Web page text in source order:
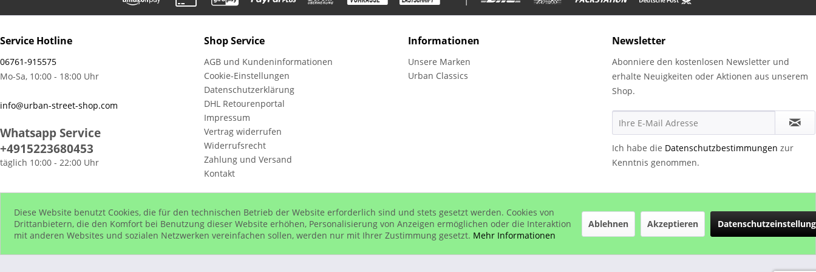
Service Hotline
06761-915575
Mo-Sa, 10:00 - 18:00 Uhr
info@urban-street-shop.com
Whatsapp Service
+4915223680453
täglich 10:00 - 22:00 Uhr
Shop Service
AGB und Kundeninformationen
Cookie-Einstellungen
Datenschutzerklärung
DHL Retourenportal
Impressum
Vertrag widerrufen
Widerrufsrecht
Zahlung und Versand
Kontakt
Informationen
Unsere Marken
Urban Classics
Newsletter
Abonniere den kostenlosen Newsletter und
erhalte Neuigkeiten oder Aktionen aus unserem
Shop.
Ich habe die Datenschutzbestimmungen zur
Kenntnis genommen.
* Alle Preise inkl. gesetzl. Mehrwertsteuer zzgl. Versandkosten, wenn nicht anders beschrieben
Diese Website benutzt Cookies, die für den technischen Betrieb der Website erforderlich sind und stets gesetzt werden. Cookies von
Drittanbietern, die den Komfort bei Benutzung dieser Website erhöhen, Personalisierung von Anzeigen ermöglichen oder die Interaktion
mit anderen Websites und sozialen Netzwerken vereinfachen sollen, werden nur mit Ihrer Zustimmung gesetzt. Mehr Informationen
Ablehnen Akzeptieren